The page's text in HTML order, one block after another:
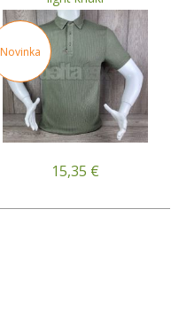
Novinka
15,35 €